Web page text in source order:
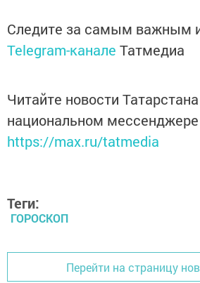
Следите за самым важным
Telegram-канале Татмедиа
Читайте новости
национальном
https://max.ru/tatmedia
Теги:
ГОРОСКОП
Перейти на страницу